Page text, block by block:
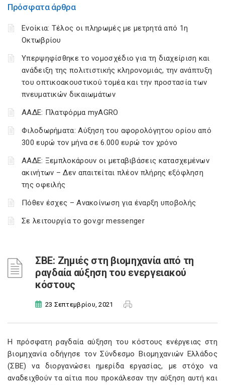
Πρόσφατα άρθρα
Ενοίκια: Τέλος οι πληρωμές με μετρητά από 1η
Οκτωβρίου
Υπερψηφίσθηκε το νομοσχέδιο για τη διαχείριση και
ανάδειξη της πολιτιστικής κληρονομιάς, την ανάπτυξη
του οπτικοακουστικού τομέα και την προστασία των
πνευματικών δικαιωμάτων
ΑΑΔΕ: Πλατφόρμα myAGRO
Φιλοδωρήματα: Αύξηση του αφορολόγητου ορίου από
300 ευρώ τον μήνα σε 6.000 ευρώ τον χρόνο
ΑΑΔΕ: Ξεμπλοκάρουν οι μεταβιβάσεις κατασχεμένων
ακινήτων – Δεν απαιτείται πλέον πλήρης εξόφληση
της οφειλής
Πόθεν έσχες – Ανακοίνωση για έναρξη υποβολής
Σε λειτουργία το gov.gr messenger
ΣΒΕ: Ζημιές στη βιομηχανία από τη
ραγδαία αύξηση του ενεργειακού
κόστους
23 Σεπτεμβρίου, 2021
Η πρόσφατη ραγδαία αύξηση του κόστους ενέργειας στη
βιομηχανία οδήγησε τον Σύνδεσμο Βιομηχανιών Ελλάδος
(ΣΒΕ) να διοργανώσει ημερίδα εργασίας, με στόχο να
αναδειχθούν τα αίτια που προκάλεσαν την αύξηση αυτή και